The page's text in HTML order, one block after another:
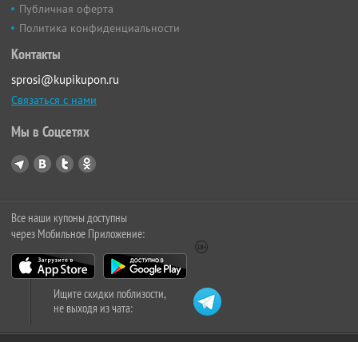
Публичная оферта
Политика конфиденциальности
Контакты
sprosi@kupikupon.ru
Связаться с нами
Мы в Соцсетях
Все наши купоны доступны
через Мобильное Приложение:
Ищите скидки поблизости,
не выходя из чата: